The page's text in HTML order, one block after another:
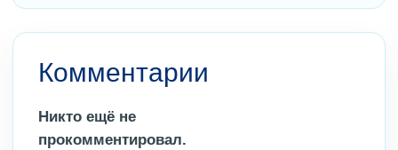
Комментарии
Никто ещё не
прокомментировал.